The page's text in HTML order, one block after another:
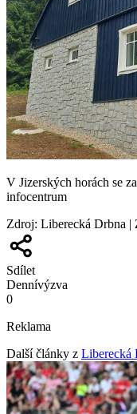
V Jizerských horách se
infocentrum
Zdroj: Liberecká Drbna |
Sdílet
Dennívýzva
0
Reklama
Další články z Liberecká